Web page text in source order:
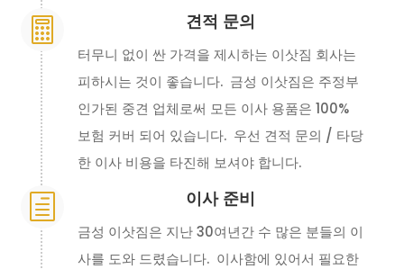
 견적 문의
터무니 없이 싼 가격을 제시하는 이삿짐 회사는
피하시는 것이 좋습니다. 금성 이삿짐은 주정부
인가된 중견 업체로써 모든 이사 용품은 100%
보험 커버 되어 있습니다. 우선 견적 문의 / 타당
한 이사 비용을 타진해 보셔야 합니다.
h 이사 준비
금성 이삿짐은 지난 30여년간 수 많은 분들의 이
사를 도와 드렸습니다. 이사함에 있어서 필요한